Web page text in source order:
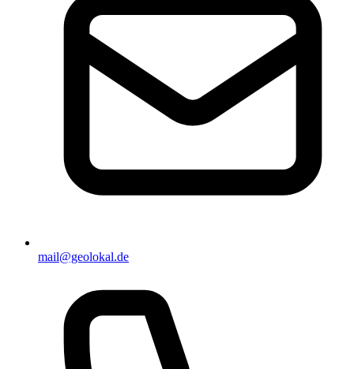
mail@geolokal.de